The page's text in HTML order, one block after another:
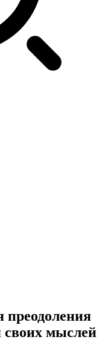
преодоления
своих мыслей